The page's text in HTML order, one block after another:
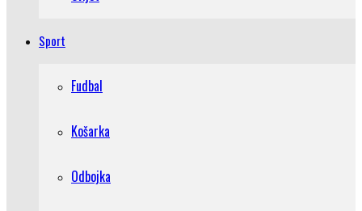
Sport
Fudbal
Košarka
Odbojka